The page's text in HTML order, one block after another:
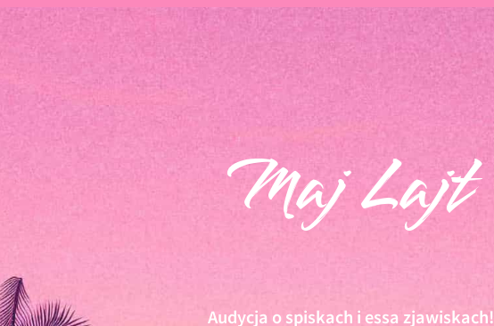
Maj Lajt
Audycja o spiskach i essa zjawiskach!